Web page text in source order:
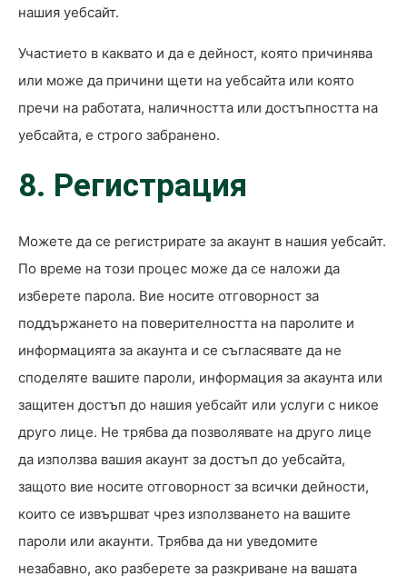
нашия уебсайт.
Участието в каквато и да е дейност, която причинява
или може да причини щети на уебсайта или която
пречи на работата, наличността или достъпността на
уебсайта, е строго забранено.
8. Регистрация
Можете да се регистрирате за акаунт в нашия уебсайт.
По време на този процес може да се наложи да
изберете парола. Вие носите отговорност за
поддържането на поверителността на паролите и
информацията за акаунта и се съгласявате да не
споделяте вашите пароли, информация за акаунта или
защитен достъп до нашия уебсайт или услуги с никое
друго лице. Не трябва да позволявате на друго лице
да използва вашия акаунт за достъп до уебсайта,
защото вие носите отговорност за всички дейности,
които се извършват чрез използването на вашите
пароли или акаунти. Трябва да ни уведомите
незабавно, ако разберете за разкриване на вашата